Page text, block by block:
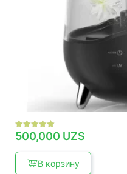
Оценка
5.00
500,000 UZS
В корзину